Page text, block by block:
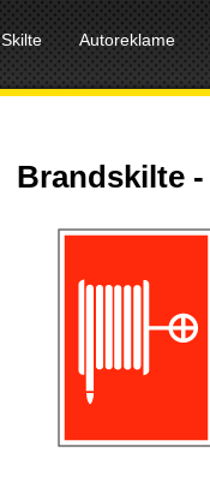
Skilte Autoreklame
Brandskilte